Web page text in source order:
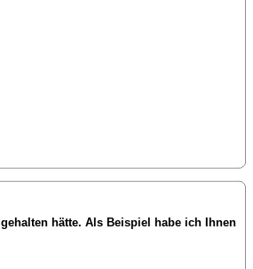
hätte. Als Beispiel habe ich Ihnen